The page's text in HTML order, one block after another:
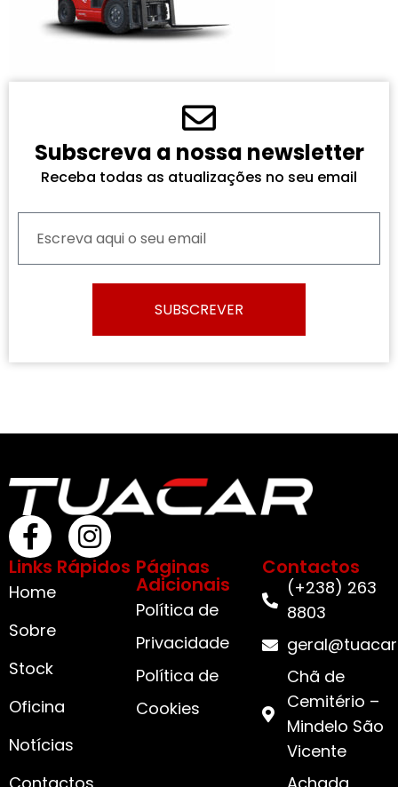
Subscreva a nossa newsletter
Receba todas as atualizações no seu email
SUBSCREVER
Links Rápidos
Home
Sobre
Stock
Oficina
Notícias
Páginas
Adicionais
Política de
Privacidade
Política de
Cookies
Contactos
(+238) 263
8803
Chã de
Cemitério –
Mindelo São
Vicente